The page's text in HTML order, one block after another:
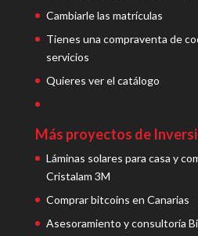
Cambiarle las matrículas
Tienes una compraventa de
servicios
Quieres ver el catálogo
Más proyectos de
Láminas solares para casa y
Cristalam 3M
Comprar bitcoins en Canarias
Asesoramiento y consultoría